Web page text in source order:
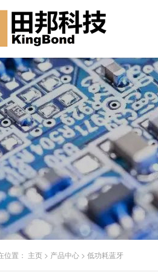
位置： 主页 > 产品中心 > 低功耗蓝牙